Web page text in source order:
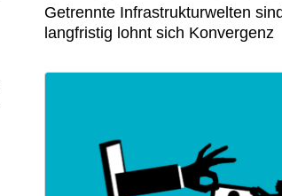
Getrennte Infrastrukturwelten
langfristig lohnt sich Konvergenz